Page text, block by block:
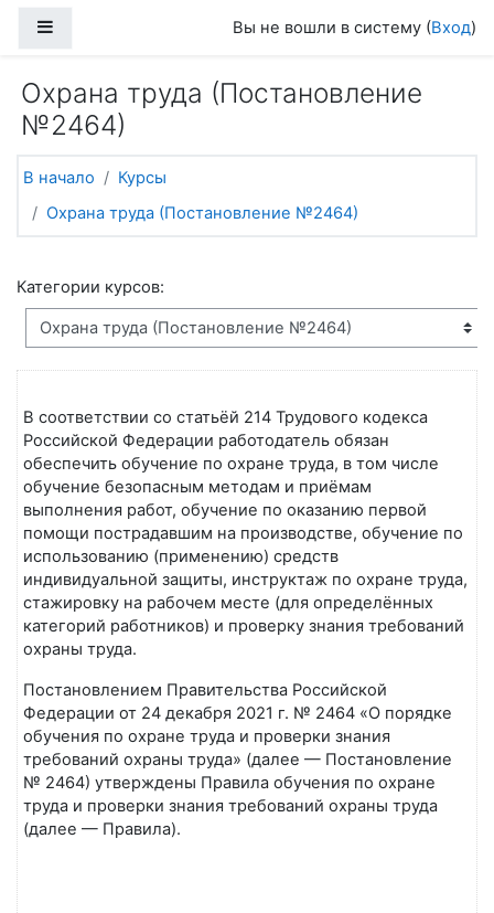
Вы не вошли в систему (Вход)
Охрана труда (Постановление
№2464)
В начало
Курсы
Охрана труда (Постановление №2464)
Категории курсов:
В соответствии со статьёй 214 Трудового кодекса
Российской Федерации работодатель обязан
обеспечить обучение по охране труда, в том числе
обучение безопасным методам и приёмам
выполнения работ, обучение по оказанию первой
помощи пострадавшим на производстве, обучение по
использованию (применению) средств
индивидуальной защиты, инструктаж по охране труда,
стажировку на рабочем месте (для определённых
категорий работников) и проверку знания требований
охраны труда.
Постановлением Правительства Российской
Федерации от 24 декабря 2021 г. № 2464 «О порядке
обучения по охране труда и проверки знания
требований охраны труда» (далее — Постановление
№ 2464) утверждены Правила обучения по охране
труда и проверки знания требований охраны труда
(далее — Правила).